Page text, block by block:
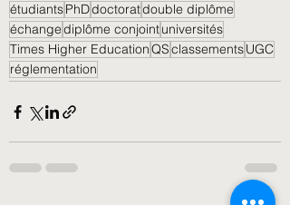
étudiantsPhDdoctoratdouble diplôme
échangediplôme conjointuniversités
Times Higher EducationQSclassementsUGC
réglementation